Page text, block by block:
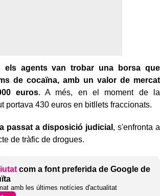
els agents van trobar una borsa que
de cocaïna, amb un valor de mercat
euros. A més, en el moment de la
portava 430 euros en bitllets fraccionats.
passat a disposició judicial , s'enfronta a
de tràfic de drogues.
com a font preferida de Google de
amb les últimes notícies d'actualitat